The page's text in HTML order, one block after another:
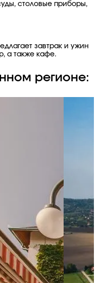
столовые приборы,
завтрак и ужин
а также кафе.
регионе: